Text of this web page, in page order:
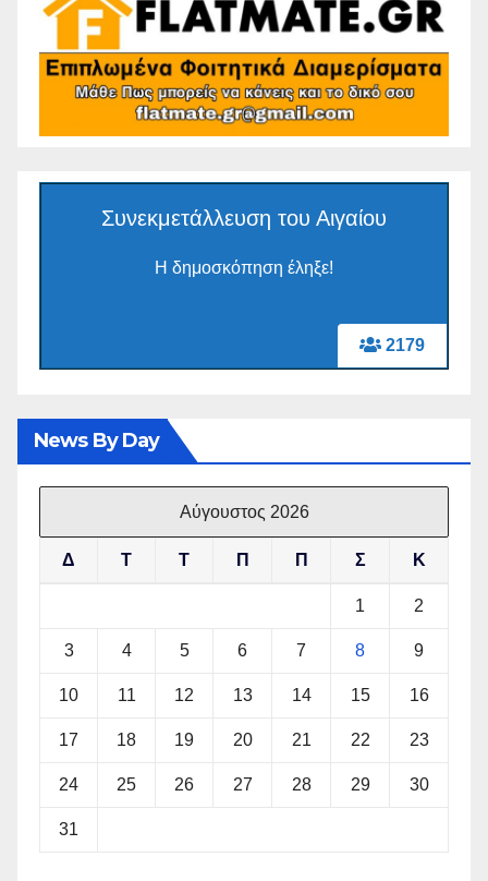
2179
Συνεκμετάλλευση του Αιγαίου
Η δημοσκόπηση έληξε!
News By Day
Αύγουστος 2026
Δ Τ Τ Π Π Σ Κ
1 2
3 4 5 6 7 8 9
10 11 12 13 14 15 16
17 18 19 20 21 22 23
24 25 26 27 28 29 30
31